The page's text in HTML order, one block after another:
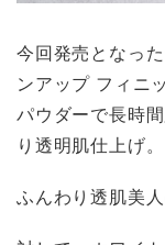
今回発売となっ
ンアップ フィニ
パウダーで長時
り透明肌仕上げ。
ふんわり透肌美